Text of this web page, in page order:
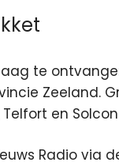
te
Zeeland.
Telfort en
Radio